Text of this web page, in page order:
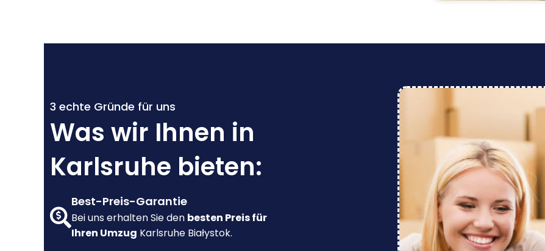
3 echte Gründe für uns
Was wir Ihnen in
Karlsruhe bieten:
Best-Preis-Garantie
Bei uns erhalten Sie den besten Preis für
Ihren Umzug Karlsruhe Białystok.